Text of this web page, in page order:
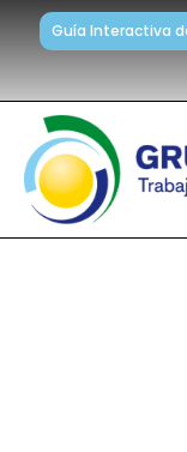
Guía Interactiva